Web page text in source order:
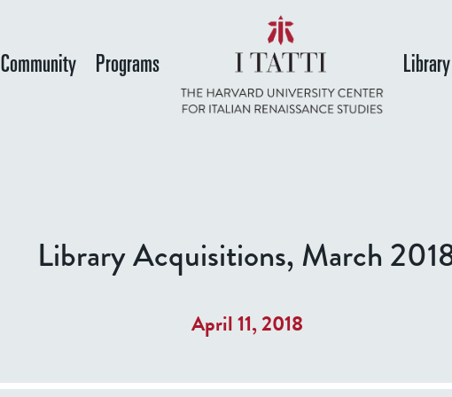
main
content
Community Programs Library
Library Acquisitions, March
April 11, 2018